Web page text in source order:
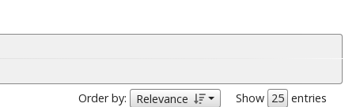
Order by: Relevance Show
entries